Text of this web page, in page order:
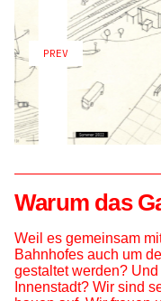
PREV
Warum das
Weil es gemeinsam
Bahnhofes auch um
gestaltet werden?
Innenstadt? Wir sind